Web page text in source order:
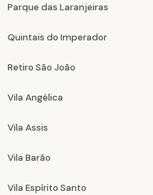
Parque das Laranjeiras
Quintais do Imperador
Retiro São João
Vila Angélica
Vila Assis
Vila Barão
Vila Espírito Santo